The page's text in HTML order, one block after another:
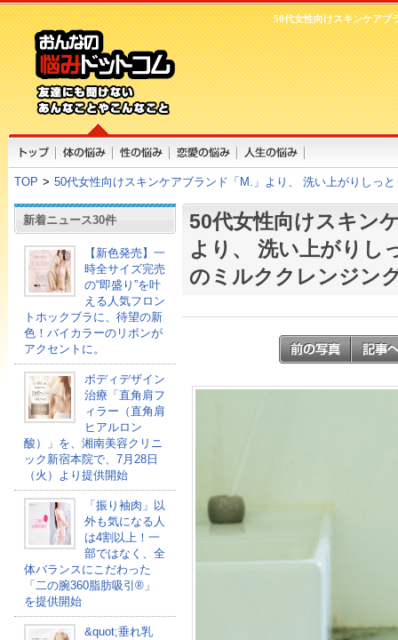
50代女性向けスキンケアブ
TOP > 50代女性向けスキンケアブランド「M.」より、 洗い上がりしっ
新着ニュース30件
【新色発売】一
時全サイズ完売
の“即盛り”を叶
える人気フロン
トホックブラに、待望の新
色！バイカラーのリボンが
アクセントに。
ボディデザイン
治療「直角肩フ
ィラー（直角肩
ヒアルロン
酸）」を、湘南美容クリニ
ック新宿本院で、7月28日
（火）より提供開始
「振り袖肉」以
外も気になる人
は4割以上！一
部ではなく、全
体バランスにこだわった
「二の腕360脂肪吸引®」
を提供開始
&quot;垂れ乳
50代女性向けスキン
より、 洗い上がりし
のミルククレンジン